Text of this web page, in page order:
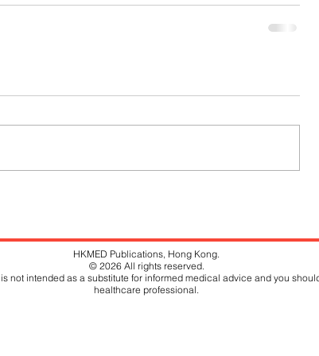
HKMED Publications, Hong Kong.
© 2026 All rights reserved.
not intended as a substitute for informed medical advice and you
healthcare professional.